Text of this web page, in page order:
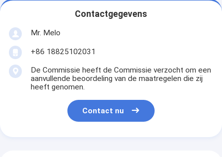
Contactgegevens
Mr. Melo
+86 18825102031
De Commissie heeft de Commissie verzocht om een
aanvullende beoordeling van de maatregelen die zij
heeft genomen.
Contact nu